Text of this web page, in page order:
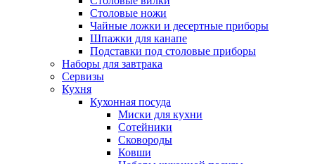
Столовые ножи
Чайные ложки и десертные приборы
Шпажки для канапе
Подставки под столовые приборы
Наборы для завтрака
Сервизы
Кухня
Кухонная посуда
Миски для кухни
Сотейники
Сковороды
Ковши